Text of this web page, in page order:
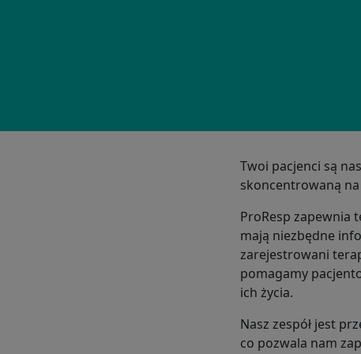
Twoi pacjenci są
skoncentrowaną
ProResp zapewnia
mają niezbędne
zarejestrowani
pomagamy
ich życia.
Nasz zespół jest
co pozwala nam